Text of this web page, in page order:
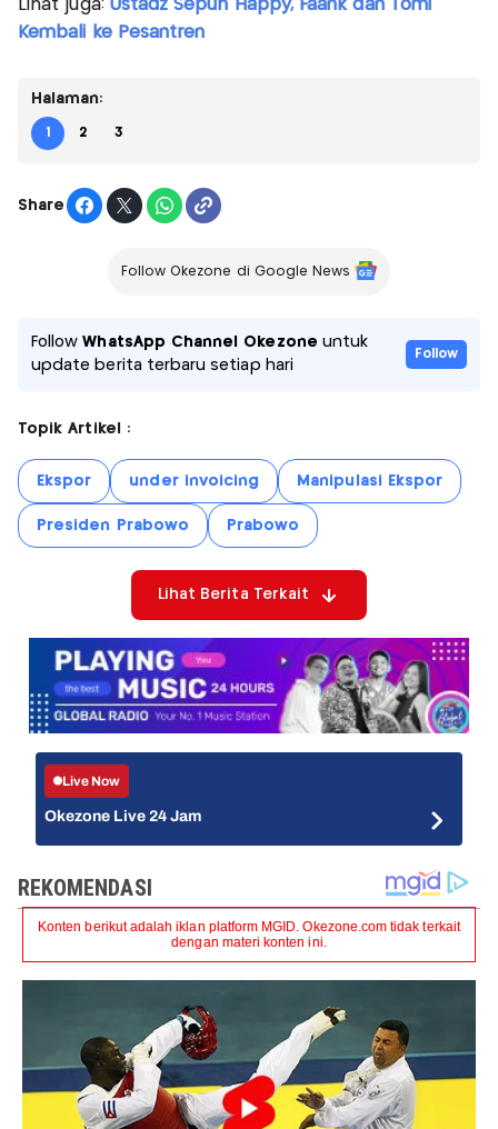
Lihat juga: Ustadz Sepuh Happy, Faank dan Tomi
Kembali ke Pesantren
Halaman:
1 2 3
Share
Follow Okezone di Google News
FollowWhatsApp Channel Okezone untuk
update berita terbaru setiap hari
Follow
Topik Artikel :
Ekspor under invoicing Manipulasi Ekspor
Presiden Prabowo Prabowo
Lihat Berita Terkait
Live Now
Okezone Live 24 Jam